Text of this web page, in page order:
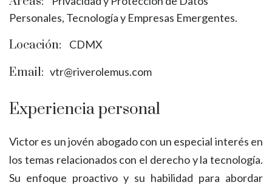
Personales, Tecnología y Empresas Emergentes.
Locación: CDMX
Email: vtr@riverolemus.com
Experiencia personal
Victor es un jovén abogado con un especial interés en
los temas relacionados con el derecho y la tecnología.
Su enfoque proactivo y su habilidad para abordar